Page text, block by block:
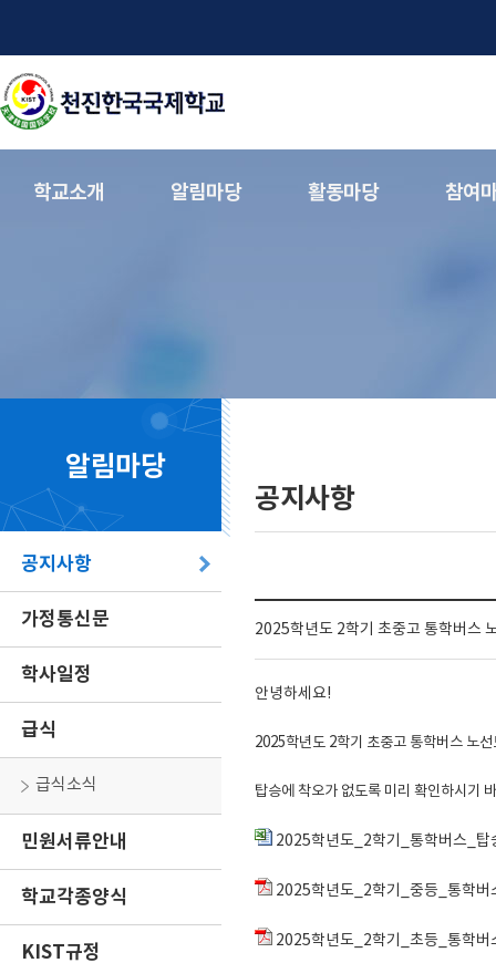
학교소개 알림마당 활동마당 참여
알림마당
공지사항
가정통신문
학사일정
급식
급식소식
민원서류안내
학교각종양식
KIST규정
공지사항
2025학년도 2학기 초중고 통학버스
안녕하세요!
2025학년도 2학기 초중고 통학버스 노
탑승에 착오가 없도록 미리 확인하시기
2025학년도_2학기_통학버스_
2025학년도_2학기_중등_통학
2025학년도_2학기_초등_통학